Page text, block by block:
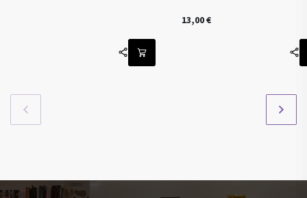
13,00€